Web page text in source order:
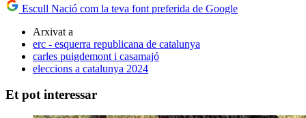
Escull Nació com la teva font preferida de Google
Arxivat a
erc - esquerra republicana de catalunya
carles puigdemont i casamajó
eleccions a catalunya 2024
Et pot interessar